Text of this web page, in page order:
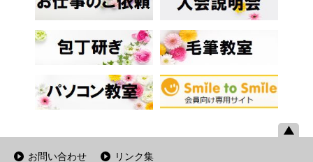
お問い合わせ リンク集